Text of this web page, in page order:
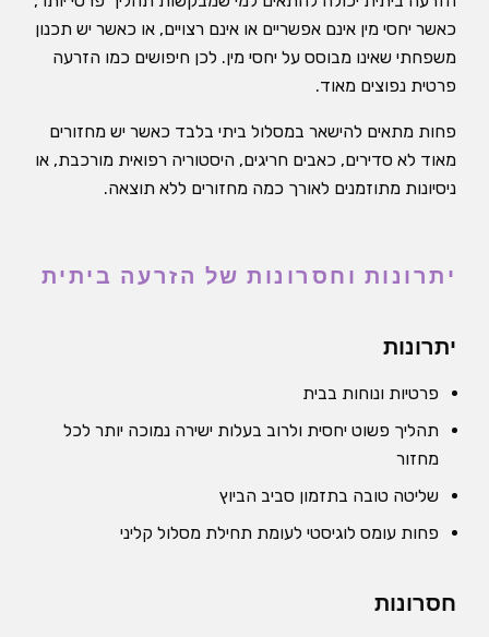
כאשר יחסי מין אינם אפשריים או אינם רצויים, או כאשר יש תכנון
משפחתי שאינו מבוסס על יחסי מין. לכן חיפושים כמו הזרעה
פרטית נפוצים מאוד.
פחות מתאים להישאר במסלול ביתי בלבד כאשר יש מחזורים
מאוד לא סדירים, כאבים חריגים, היסטוריה רפואית מורכבת, או
ניסיונות מתוזמנים לאורך כמה מחזורים ללא תוצאה.
יתרונות וחסרונות של הזרעה ביתית
יתרונות
פרטיות ונוחות בבית
תהליך פשוט יחסית ולרוב בעלות ישירה נמוכה יותר לכל
מחזור
שליטה טובה בתזמון סביב הביוץ
פחות עומס לוגיסטי לעומת תחילת מסלול קליני
חסרונות